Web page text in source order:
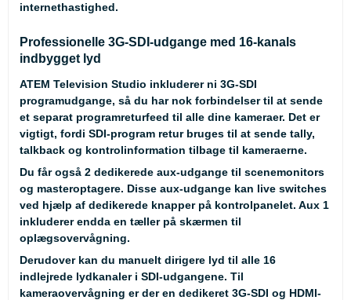
internethastighed.
Professionelle 3G-SDI-udgange med 16-kanals
indbygget lyd
ATEM Television Studio inkluderer ni 3G-SDI
programudgange, så du har nok forbindelser til at sende
et separat programreturfeed til alle dine kameraer. Det er
vigtigt, fordi SDI-program retur bruges til at sende tally,
talkback og kontrolinformation tilbage til kameraerne.
Du får også 2 dedikerede aux-udgange til scenemonitors
og masteroptagere. Disse aux-udgange kan live switches
ved hjælp af dedikerede knapper på kontrolpanelet. Aux 1
inkluderer endda en tæller på skærmen til
oplægsovervågning.
Derudover kan du manuelt dirigere lyd til alle 16
indlejrede lydkanaler i SDI-udgangene. Til
kameraovervågning er der en dedikeret 3G-SDI og HDMI-